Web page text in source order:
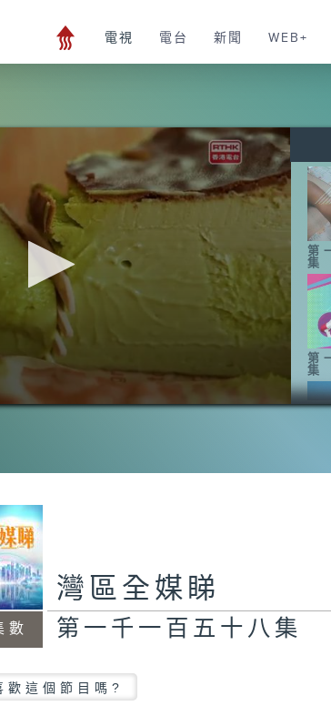
電視 電台 新聞 WEB+
第
集
第
集
集
數
灣區全媒睇
第一千一百五十八集
歡這個節目嗎?